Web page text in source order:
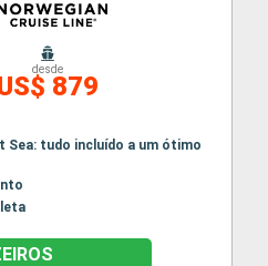
desde
879
Sea: tudo incluído a um ótimo